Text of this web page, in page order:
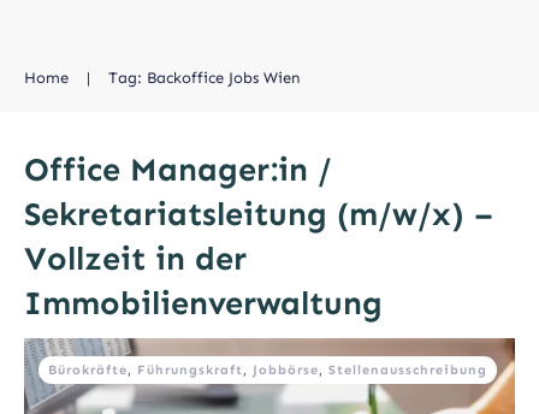
Home | Tag: Backoffice Jobs Wien
Office Manager:in /
Sekretariatsleitung (m/w/x) –
Vollzeit in der
Immobilienverwaltung
Bürokräfte, Führungskraft, Jobbörse, Stellenausschreibung